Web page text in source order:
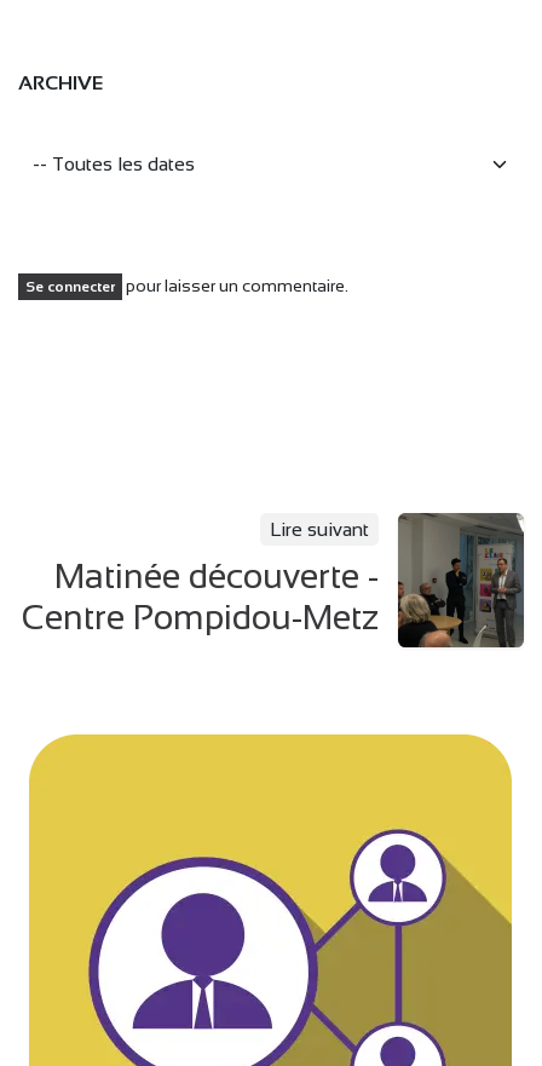
ARCHIVE
Se connecter pour laisser un commentaire.
Lire suivant
Matinée découverte -
Centre Pompidou-Metz